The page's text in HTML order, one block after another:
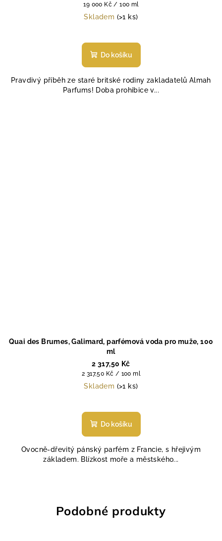
Měrná
cena:
19 000 Kč / 100 ml
Skladem (>1 ks)
Do košíku
Pravdivý příběh ze staré britské rodiny zakladatelů Almah
Parfums! Doba prohibice v...
Quai des Brumes, Galimard, parfémová voda pro muže, 100
ml
2 317,50 Kč
Měrná
cena:
2 317,50 Kč / 100 ml
Skladem (>1 ks)
Do košíku
Ovocně-dřevitý pánský parfém z Francie, s hřejivým
základem. Blízkost moře a městského...
Podobné produkty